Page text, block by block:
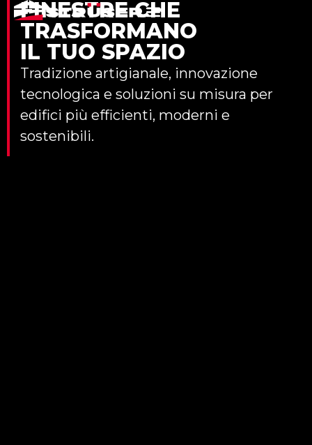
FINESTRE CHE
TRASFORMANO
IL TUO SPAZIO
Tradizione artigianale, innovazione
tecnologica e soluzioni su misura per
edifici più efficienti, moderni e
sostenibili.